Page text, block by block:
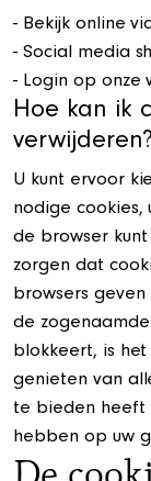
- Bekijk online
- Social media
- Login op onze
Hoe kan ik
verwijderen?
U kunt ervoor
nodige cookies,
de browser
zorgen dat
browsers
de
blokkeert, is
genieten van
te bieden heeft
hebben op uw